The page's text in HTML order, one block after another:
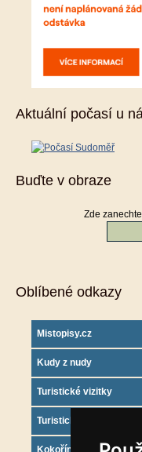
Aktuální počasí u
Buďte v obraze
Zde
Oblíbené odkazy
Mistopisy.cz
Kudy z nudy
Turistické vizitky
Turistický deník
Kokořínsko info